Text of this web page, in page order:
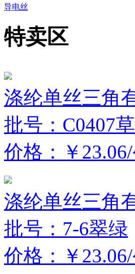
导电丝
特卖区
涤纶单丝三角
批号：C0407
价格：￥
涤纶单丝三角
批号：7-6翠绿
价格：￥